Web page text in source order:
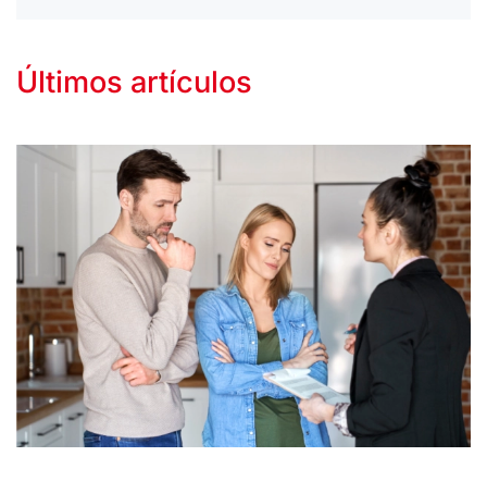
Últimos artículos